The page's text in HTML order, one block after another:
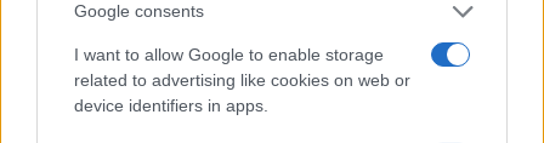
Google consents
I want to allow Google to enable storage
related to advertising like cookies on web or
device identifiers in apps.